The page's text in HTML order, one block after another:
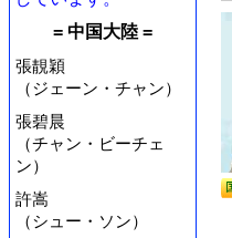
= 中国大陸 =
張靚穎
（ジェーン・チャン）
張碧晨
（チャン・ビーチェ
ン）
許嵩
（シュー・ソン）